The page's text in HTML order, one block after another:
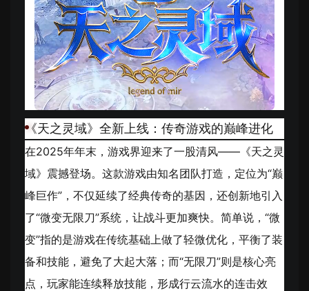
《天之灵域》全新上线：传奇游戏的巅峰进化
在2025年年末，游戏界迎来了一股清风——《天之灵
域》震撼登场。这款游戏由知名团队打造，定位为“巅
峰巨作”，不仅延续了经典传奇的基因，还创新地引入
了“微变无限刀”系统，让战斗更加爽快。简单说，“微
变”指的是游戏在传统基础上做了轻微优化，平衡了装
备和技能，避免了大起大落；而“无限刀”则是核心亮
点，玩家能连续释放技能，形成行云流水的连击效